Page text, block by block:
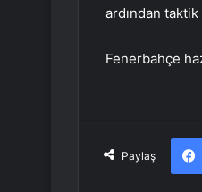
ardından
Fenerbahçe
Paylaş